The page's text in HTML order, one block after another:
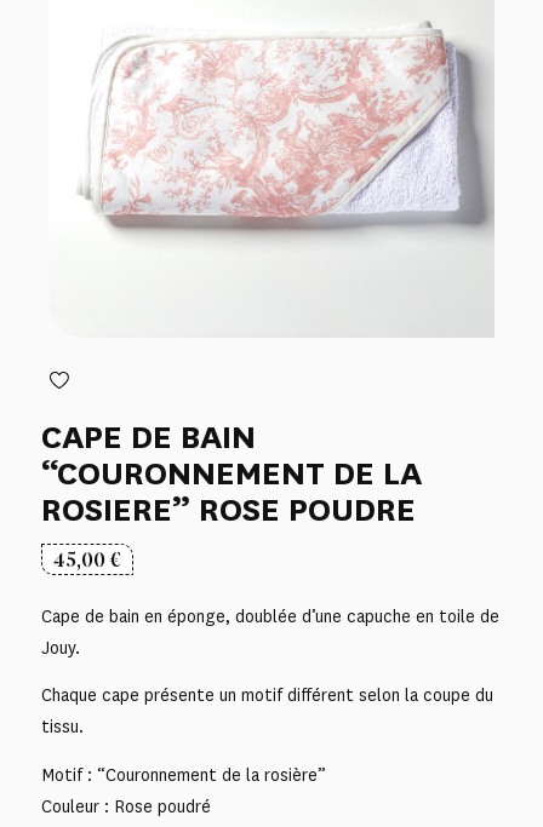
CAPE DE BAIN
“COURONNEMENT DE LA
ROSIERE” ROSE POUDRE
45,00€
Cape de bain en éponge, doublée d’une capuche en toile de
Jouy.
Chaque cape présente un motif différent selon la coupe du
tissu.
Motif : “Couronnement de la rosière”
Couleur : Rose poudré